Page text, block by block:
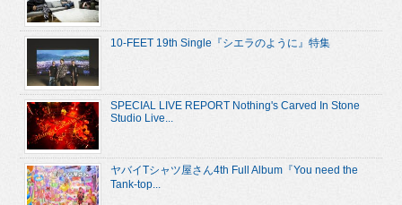
10-FEET 19th Single『シエラのように』特集
SPECIAL LIVE REPORT Nothing's Carved In Stone
Studio Live...
ヤバイTシャツ屋さん4th Full Album『You need the
Tank-top...